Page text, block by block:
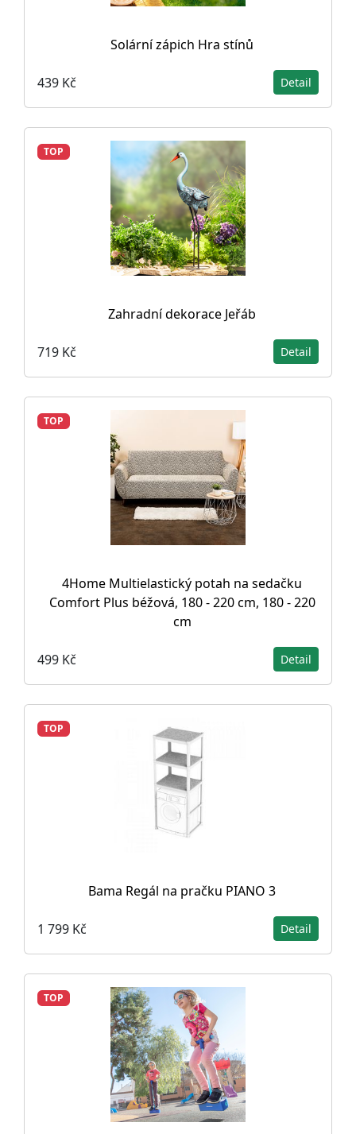
Solární zápich Hra stínů
439 Kč Detail
TOP
Zahradní dekorace Jeřáb
719 Kč Detail
TOP
4Home Multielastický potah na sedačku
Comfort Plus béžová, 180 - 220 cm, 180 - 220
cm
499 Kč Detail
TOP
Bama Regál na pračku PIANO 3
1 799 Kč Detail
TOP